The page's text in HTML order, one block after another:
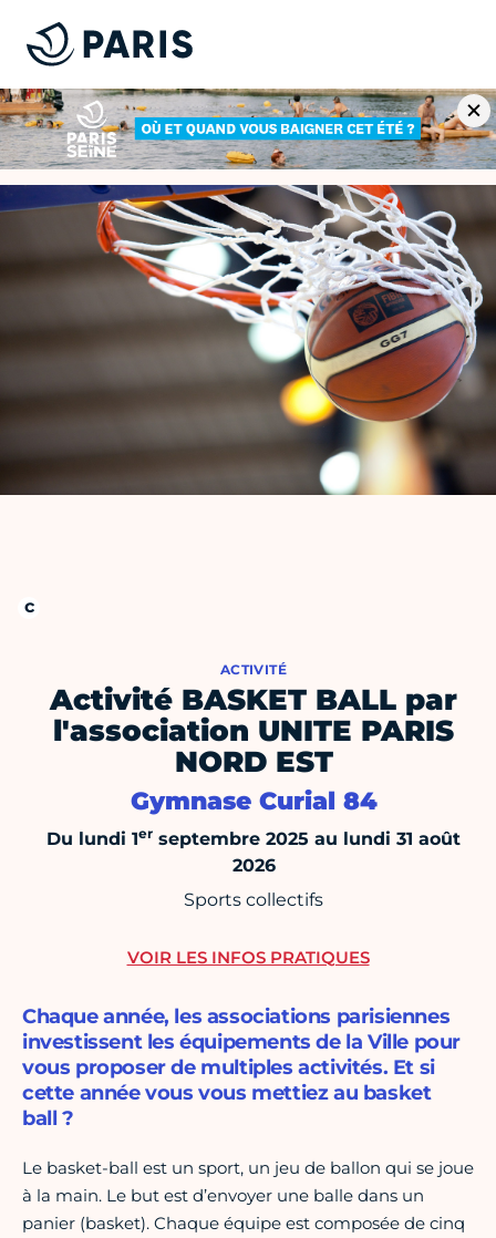
ACTIVITÉ
Activité BASKET BALL par
l'association UNITE PARIS
NORD EST
Gymnase Curial 84
Du lundi 1er septembre 2025 au lundi 31 août
2026
Sports collectifs
Chaque année, les associations parisiennes
investissent les équipements de la Ville pour
vous proposer de multiples activités. Et si
cette année vous vous mettiez au basket
ball ?
Le basket-ball est un sport, un jeu de ballon qui se joue
à la main. Le but est d’envoyer une balle dans un
panier (basket). Chaque équipe est composée de cinq
VOIR LES INFOS PRATIQUES